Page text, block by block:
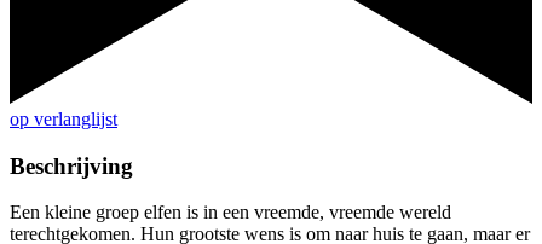
op verlanglijst
Beschrijving
Een kleine groep elfen is in een vreemde, vreemde wereld
terechtgekomen. Hun grootste wens is om naar huis te gaan, maar er